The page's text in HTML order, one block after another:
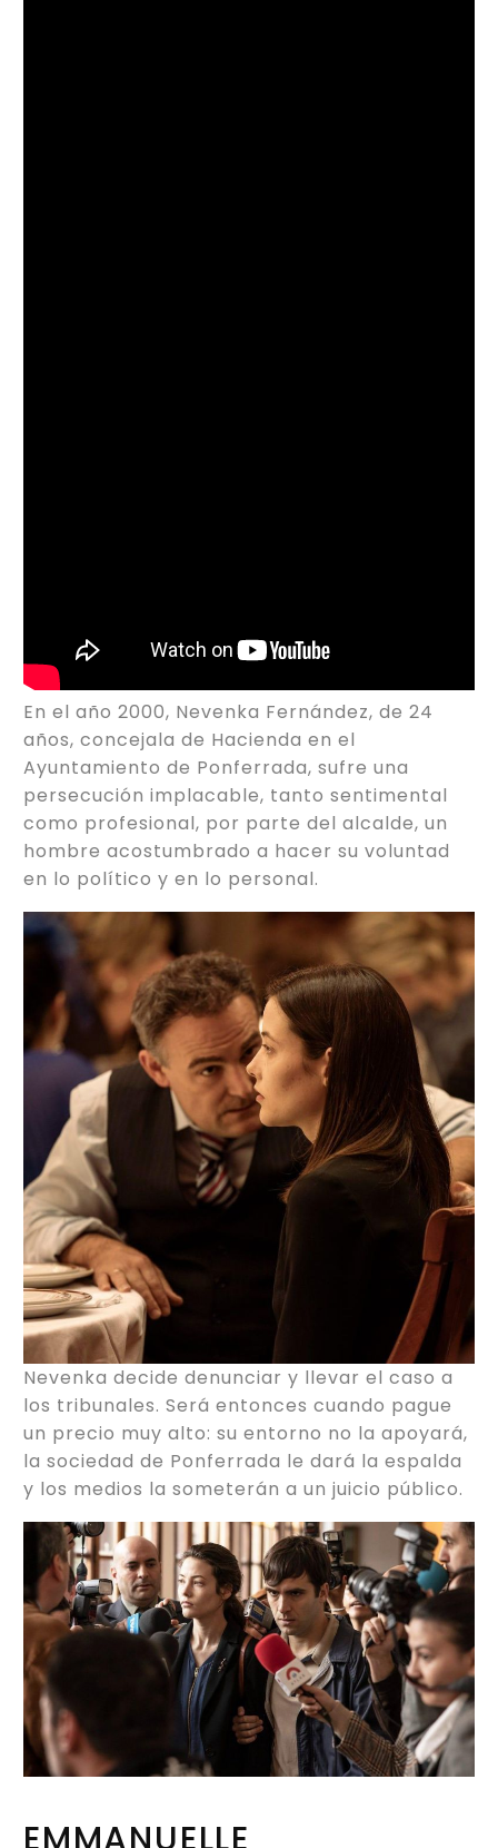
En el año 2000, Nevenka Fernández, de 24
años, concejala de Hacienda en el
Ayuntamiento de Ponferrada, sufre una
persecución implacable, tanto sentimental
como profesional, por parte del alcalde, un
hombre acostumbrado a hacer su voluntad
en lo político y en lo personal.
Nevenka decide denunciar y llevar el caso a
los tribunales. Será entonces cuando pague
un precio muy alto: su entorno no la apoyará,
la sociedad de Ponferrada le dará la espalda
y los medios la someterán a un juicio público.
EMMANUELLE